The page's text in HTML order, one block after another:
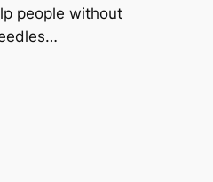
people without